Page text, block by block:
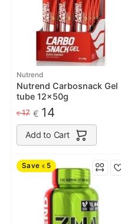
Nutrend
Nutrend Carbosnack Gel
tube 12x50g
€17 € 14
Add to Cart
Save € 5